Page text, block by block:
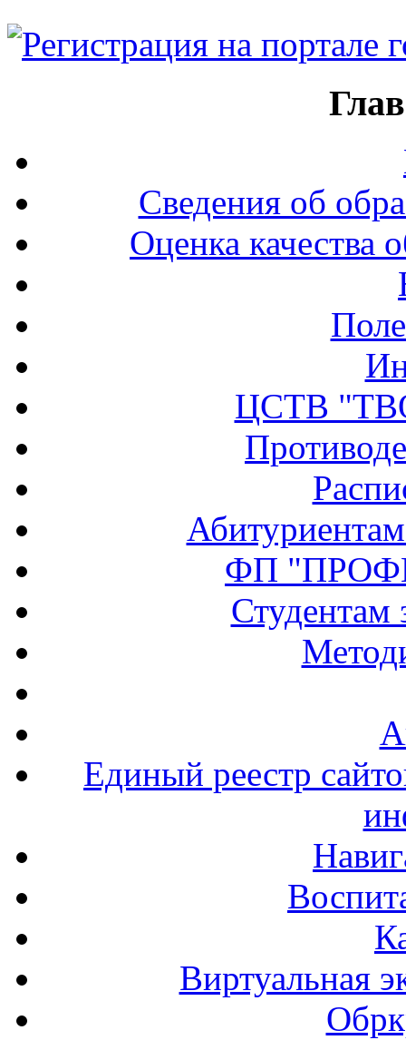
Сведения об
Оценка качества
ЦСТВ
ФП
Студентам
Единый реестр
Виртуальная